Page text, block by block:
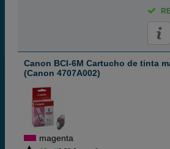
Canon BCI-6M Cartucho de tinta
(Canon 4707A002)
magenta